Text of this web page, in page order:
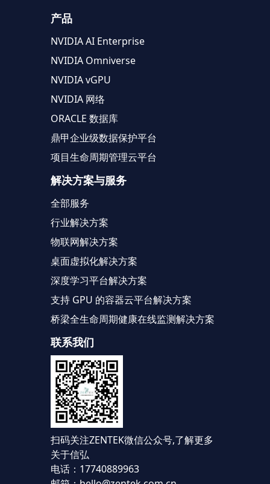
产品
NVIDIA AI Enterprise
NVIDIA Omniverse
NVIDIA vGPU
NVIDIA 网络
ORACLE 数据库
鼎甲企业级数据保护平台
项目生命周期管理云平台
解决方案与服务
全部服务
行业解决方案
物联网解决方案
桌面虚拟化解决方案
深度学习平台解决方案
支持 GPU 的容器云平台解决方案
桥梁全生命周期健康在线监测解决方案
联系我们
扫码关注ZENTEK微信公众号,了解更多
关于信弘
电话：17740889963